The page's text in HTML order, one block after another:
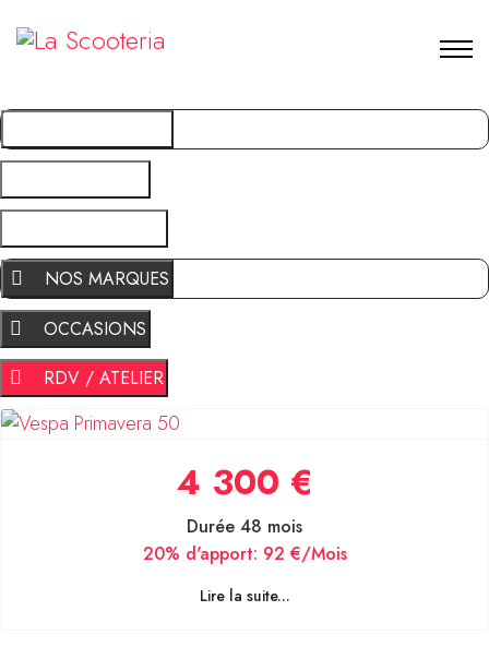
NOS MARQUES
OCCASIONS
RDV / ATELIER
4 300 €
Durée 48 mois
20% d'apport: 92 €/Mois
Lire la suite...